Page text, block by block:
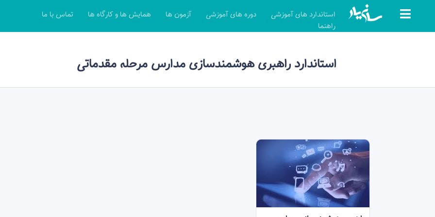
استاندارد های آموزشی دوره های آموزشی آزمون ها همایش ها و کارگاه ها
تماس با ما
راهنما
استاندارد راهبری هوشمندسازی مدارس مرحله مقدماتی